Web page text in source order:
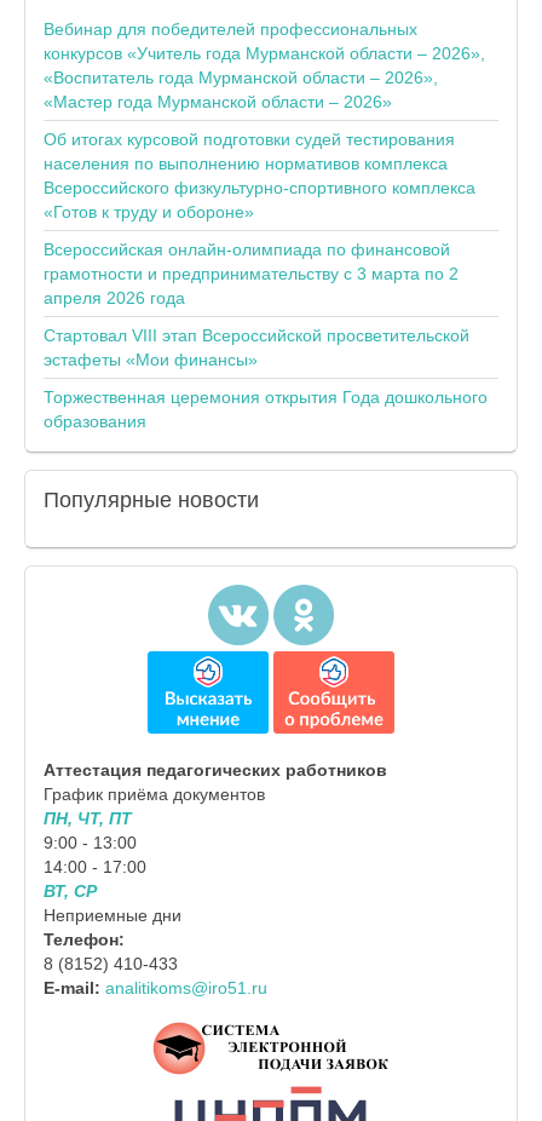
Вебинар для победителей профессиональных
конкурсов «Учитель года Мурманской области – 2026»,
«Воспитатель года Мурманской области – 2026»,
«Мастер года Мурманской области – 2026»
Об итогах курсовой подготовки судей тестирования
населения по выполнению нормативов комплекса
Всероссийского физкультурно-спортивного комплекса
«Готов к труду и обороне»
Всероссийская онлайн-олимпиада по финансовой
грамотности и предпринимательству с 3 марта по 2
апреля 2026 года
Стартовал VIII этап Всероссийской просветительской
эстафеты «Мои финансы»
Торжественная церемония открытия Года дошкольного
образования
Популярные новости
Аттестация педагогических работников
График приёма документов
ПН, ЧТ, ПТ
9:00 - 13:00
14:00 - 17:00
ВТ, СР
Неприемные дни
Телефон:
8 (8152) 410-433
E-mail: analitikoms@iro51.ru